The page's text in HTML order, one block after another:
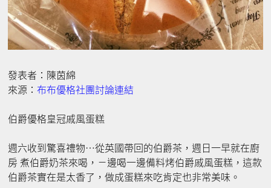
發表者：陳茵綿
來源： 布布優格社團討論連結
伯爵優格皇冠戚風蛋糕
週六收到驚喜禮物⋯從英國帶回的伯爵茶，週日一早就在廚
房 煮伯爵奶茶來喝，ㄧ邊喝一邊備料烤伯爵戚風蛋糕，這款
伯爵茶實在是太香了，做成蛋糕來吃肯定也非常美味。